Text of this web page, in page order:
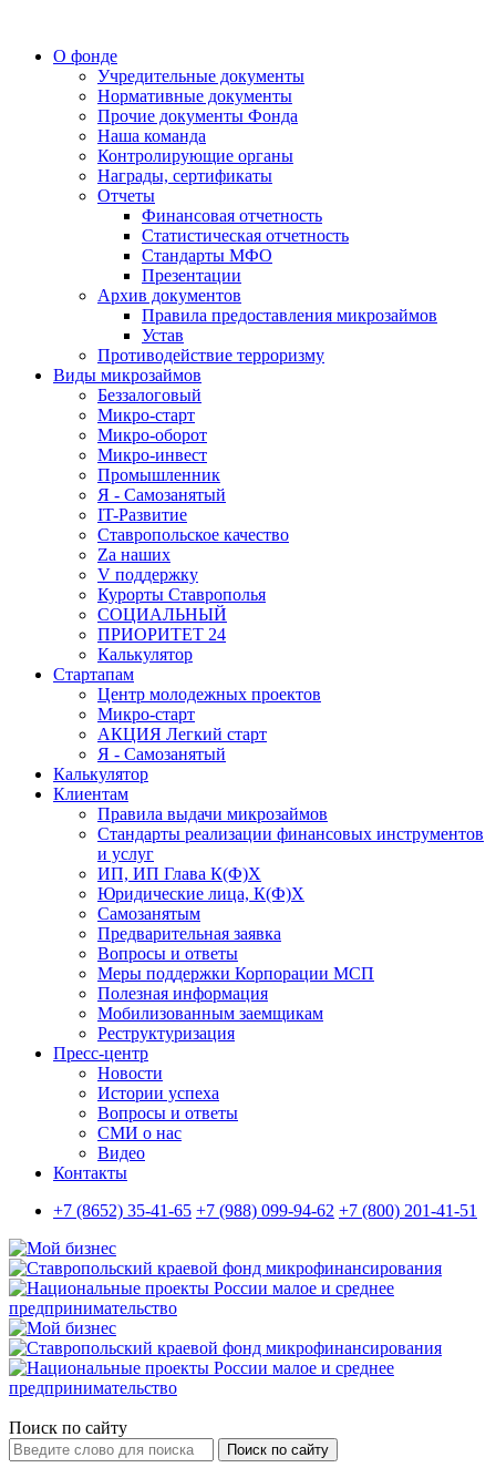
О фонде
Учредительные документы
Нормативные документы
Прочие документы Фонда
Наша команда
Контролирующие органы
Награды, сертификаты
Отчеты
Финансовая отчетность
Статистическая отчетность
Стандарты МФО
Презентации
Архив документов
Правила предоставления микрозаймов
Устав
Противодействие терроризму
Виды микрозаймов
Беззалоговый
Микро-старт
Микро-оборот
Микро-инвест
Промышленник
Я - Самозанятый
IT-Развитие
Ставропольское качество
Za наших
V поддержку
Курорты Ставрополья
СОЦИАЛЬНЫЙ
ПРИОРИТЕТ 24
Калькулятор
Стартапам
Центр молодежных проектов
Микро-старт
АКЦИЯ Легкий старт
Я - Самозанятый
Калькулятор
Клиентам
Правила выдачи микрозаймов
Стандарты реализации финансовых инструментов
и услуг
ИП, ИП Глава К(Ф)Х
Юридические лица, К(Ф)Х
Самозанятым
Предварительная заявка
Вопросы и ответы
Меры поддержки Корпорации МСП
Полезная информация
Мобилизованным заемщикам
Реструктуризация
Пресс-центр
Новости
Истории успеха
Вопросы и ответы
СМИ о нас
Видео
Контакты
+7 (8652) 35-41-65 +7 (988) 099-94-62 +7 (800) 201-41-51
Поиск по сайту
Поиск по сайту